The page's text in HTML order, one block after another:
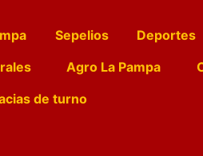
Sepelios Deportes
Agro La Pampa
de turno